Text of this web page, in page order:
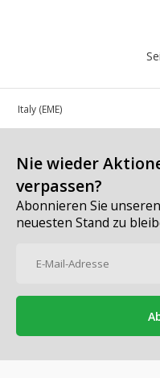
in Italy (EME)
Nie wieder
verpassen?
Abonnieren Sie
neuesten Stand zu